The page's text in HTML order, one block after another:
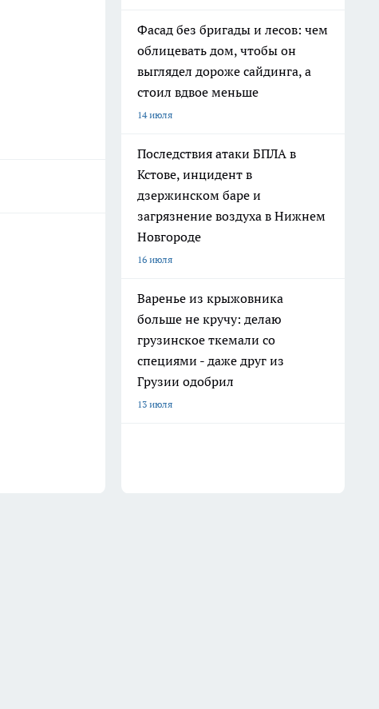
Фасад без бригады и лесов: чем
облицевать дом, чтобы он
выглядел дороже сайдинга, а
стоил вдвое меньше
14 июля
Последствия атаки БПЛА в
Кстове, инцидент в
дзержинском баре и
загрязнение воздуха в Нижнем
Новгороде
16 июля
Варенье из крыжовника
больше не кручу: делаю
грузинское ткемали со
специями - даже друг из
Грузии одобрил
13 июля